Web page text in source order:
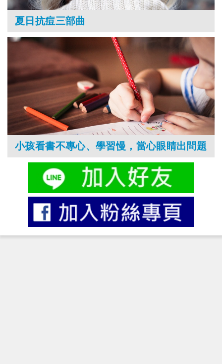
夏日抗痘三部曲
小孩看書不專心、學習慢，當心眼睛出問題